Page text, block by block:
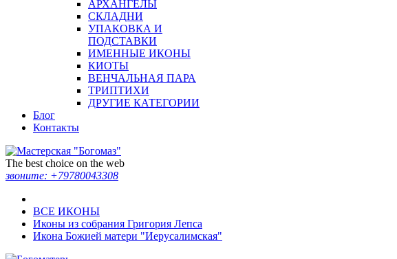
АРХАНГЕЛЫ
СКЛАДНИ
УПАКОВКА И
ПОДСТАВКИ
ИМЕННЫЕ ИКОНЫ
КИОТЫ
ВЕНЧАЛЬНАЯ ПАРА
ТРИПТИХИ
ДРУГИЕ КАТЕГОРИИ
Блог
Контакты
The best choice on the web
звоните: +79780043308
ВСЕ ИКОНЫ
Иконы из собрания Григория Лепса
Икона Божией матери "Иерусалимская"